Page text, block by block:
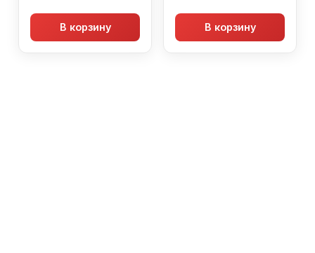
В корзину В корзину